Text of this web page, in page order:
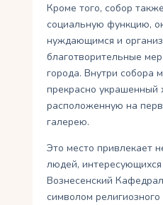
Кроме того, собор
социальную функцию,
нуждающимся и
благотворительные
города. Внутри собора
прекрасно украшенный
расположенную на
галерею.
Это место привлекает
людей, интересующихся
Вознесенский
символом религиозного